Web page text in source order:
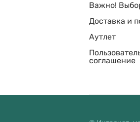
Важно!
Доставка и
Аутлет
соглашение